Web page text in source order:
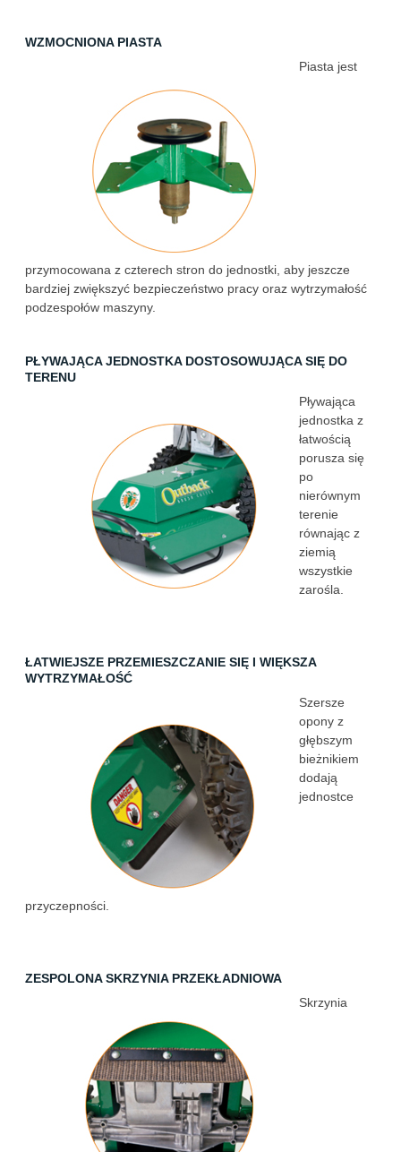
WZMOCNIONA PIASTA
Piasta jest
przymocowana z czterech stron do jednostki, aby jeszcze
bardziej zwiększyć bezpieczeństwo pracy oraz wytrzymałość
podzespołów maszyny.
PŁYWAJĄCA JEDNOSTKA DOSTOSOWUJĄCA SIĘ DO
TERENU
Pływająca
jednostka z
łatwością
porusza się
po
nierównym
terenie
równając z
ziemią
wszystkie
zarośla.
ŁATWIEJSZE PRZEMIESZCZANIE SIĘ I WIĘKSZA
WYTRZYMAŁOŚĆ
Szersze
opony z
głębszym
bieżnikiem
dodają
jednostce
przyczepności.
ZESPOLONA SKRZYNIA PRZEKŁADNIOWA
Skrzynia